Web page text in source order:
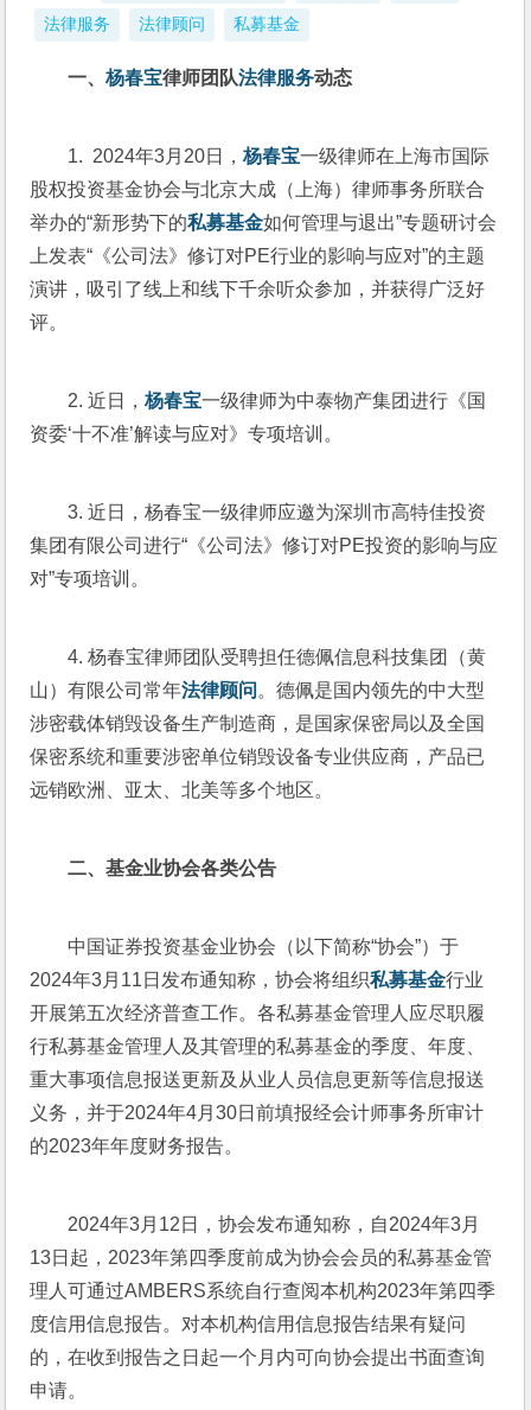
法律服务 法律顾问 私募基金
一、杨春宝律师团队法律服务动态
1.  2024年3月20日，杨春宝一级律师在上海市国际
股权投资基金协会与北京大成（上海）律师事务所联合
举办的“新形势下的私募基金如何管理与退出”专题研讨会
上发表“《公司法》修订对PE行业的影响与应对”的主题
演讲，吸引了线上和线下千余听众参加，并获得广泛好
评。
2. 近日，杨春宝一级律师为中泰物产集团进行《国
资委‘十不准’解读与应对》专项培训。
3. 近日，杨春宝一级律师应邀为深圳市高特佳投资
集团有限公司进行“《公司法》修订对PE投资的影响与应
对”专项培训。
4. 杨春宝律师团队受聘担任德佩信息科技集团（黄
山）有限公司常年法律顾问 。德佩是国内领先的中大型
涉密载体销毁设备生产制造商，是国家保密局以及全国
保密系统和重要涉密单位销毁设备专业供应商，产品已
远销欧洲、亚太、北美等多个地区。
二、基金业协会各类公告
中国证券投资基金业协会（以下简称“协会”）于
2024年3月11日发布通知称，协会将组织私募基金行业
开展第五次经济普查工作。各私募基金管理人应尽职履
行私募基金管理人及其管理的私募基金的季度、年度、
重大事项信息报送更新及从业人员信息更新等信息报送
义务，并于2024年4月30日前填报经会计师事务所审计
的2023年年度财务报告。
2024年3月12日，协会发布通知称，自2024年3月
13日起，2023年第四季度前成为协会会员的私募基金管
理人可通过AMBERS系统自行查阅本机构2023年第四季
度信用信息报告。对本机构信用信息报告结果有疑问
的，在收到报告之日起一个月内可向协会提出书面查询
申请。